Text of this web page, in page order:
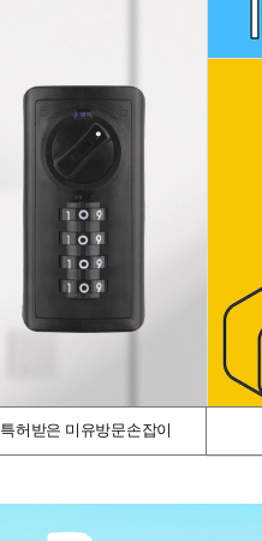
특허받은 미유방문손잡이